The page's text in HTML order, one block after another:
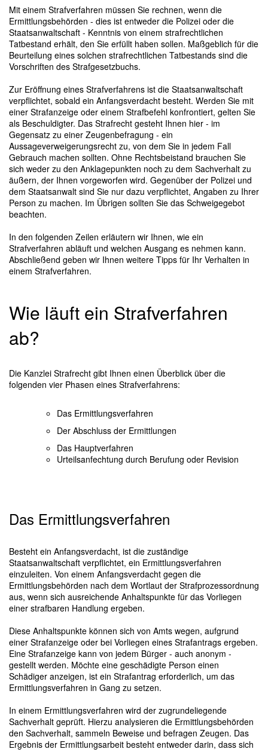
Mit einem Strafverfahren müssen Sie rechnen, wenn die
Ermittlungsbehörden - dies ist entweder die Polizei oder die
Staatsanwaltschaft - Kenntnis von einem strafrechtlichen
Tatbestand erhält, den Sie erfüllt haben sollen. Maßgeblich für die
Beurteilung eines solchen strafrechtlichen Tatbestands sind die
Vorschriften des Strafgesetzbuchs.
Zur Eröffnung eines Strafverfahrens ist die Staatsanwaltschaft
verpflichtet, sobald ein Anfangsverdacht besteht. Werden Sie mit
einer Strafanzeige oder einem Strafbefehl konfrontiert, gelten Sie
als Beschuldigter. Das Strafrecht gesteht Ihnen hier - im
Gegensatz zu einer Zeugenbefragung - ein
Aussageverweigerungsrecht zu, von dem Sie in jedem Fall
Gebrauch machen sollten. Ohne Rechtsbeistand brauchen Sie
sich weder zu den Anklagepunkten noch zu dem Sachverhalt zu
äußern, der Ihnen vorgeworfen wird. Gegenüber der Polizei und
dem Staatsanwalt sind Sie nur dazu verpflichtet, Angaben zu Ihrer
Person zu machen. Im Übrigen sollten Sie das Schweigegebot
beachten.
In den folgenden Zeilen erläutern wir Ihnen, wie ein
Strafverfahren abläuft und welchen Ausgang es nehmen kann.
Abschließend geben wir Ihnen weitere Tipps für Ihr Verhalten in
einem Strafverfahren.
Wie läuft ein Strafverfahren
ab?
Die Kanzlei Strafrecht gibt Ihnen einen Überblick über die
folgenden vier Phasen eines Strafverfahrens:
Das Ermittlungsverfahren
Der Abschluss der Ermittlungen
Das Hauptverfahren
Urteilsanfechtung durch Berufung oder Revision
Das Ermittlungsverfahren
Besteht ein Anfangsverdacht, ist die zuständige
Staatsanwaltschaft verpflichtet, ein Ermittlungsverfahren
einzuleiten. Von einem Anfangsverdacht gegen die
Ermittlungsbehörden nach dem Wortlaut der Strafprozessordnung
aus, wenn sich ausreichende Anhaltspunkte für das Vorliegen
einer strafbaren Handlung ergeben.
Diese Anhaltspunkte können sich von Amts wegen, aufgrund
einer Strafanzeige oder bei Vorliegen eines Strafantrags ergeben.
Eine Strafanzeige kann von jedem Bürger - auch anonym -
gestellt werden. Möchte eine geschädigte Person einen
Schädiger anzeigen, ist ein Strafantrag erforderlich, um das
Ermittlungsverfahren in Gang zu setzen.
In einem Ermittlungsverfahren wird der zugrundeliegende
Sachverhalt geprüft. Hierzu analysieren die Ermittlungsbehörden
den Sachverhalt, sammeln Beweise und befragen Zeugen. Das
Ergebnis der Ermittlungsarbeit besteht entweder darin, dass sich